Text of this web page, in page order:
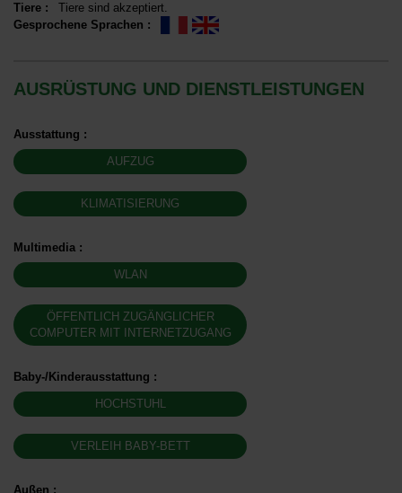
Tiere :
Tiere sind akzeptiert
Gesprochene Sprachen :
AUSRÜSTUNG UND DIENSTLEISTUNGEN
Ausstattung :
AUFZUG
KLIMATISIERUNG
Multimedia :
WLAN
ÖFFENTLICH ZUGÄNGLICHER
COMPUTER MIT INTERNETZUGANG
Baby-/Kinderausstattung :
HOCHSTUHL
VERLEIH BABY-BETT
Außen :